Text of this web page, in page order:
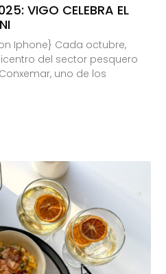
VIGO CELEBRA EL
Iphone} Cada octubre,
del sector pesquero
uno de los